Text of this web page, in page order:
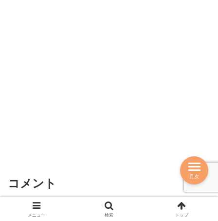
コメント
コメントをどうぞ
メニュー 検索 トップ
目次